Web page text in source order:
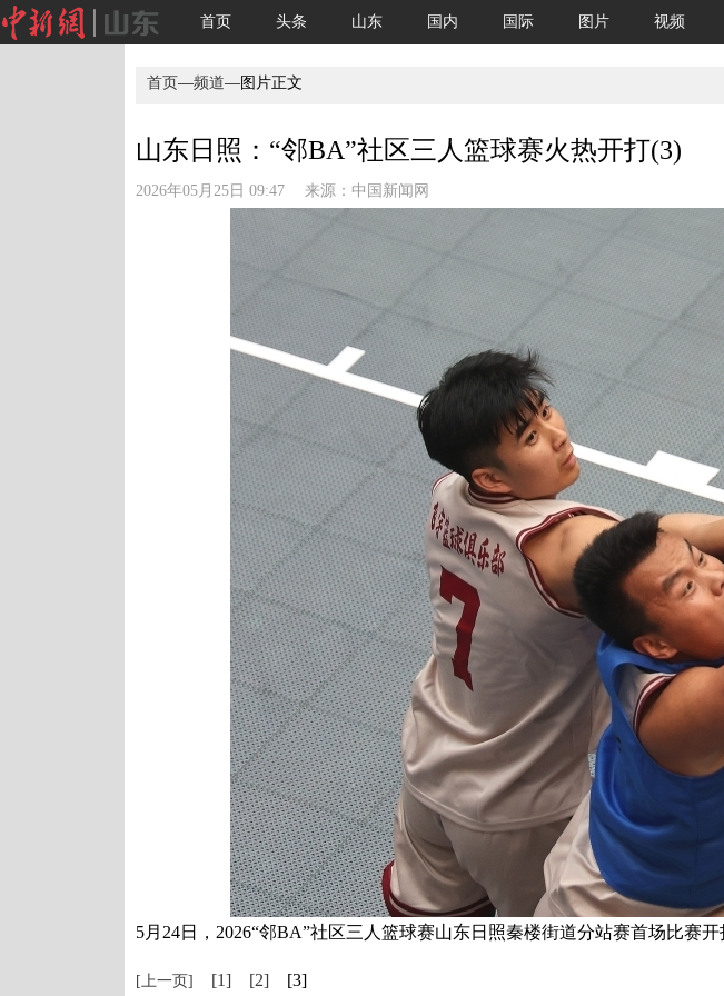
首页 头条 山东 国内 国际 图片 视频
首页—频道—图片正文
山东日照：“邻BA”社区三人篮球赛火热开打(3)
2026年05月25日 09:47 来源： 中国新闻网
5月24日，2026“邻BA”社区三人篮球赛山东日照秦楼街道分站赛首场比赛
[上一页] [1] [2] [3]